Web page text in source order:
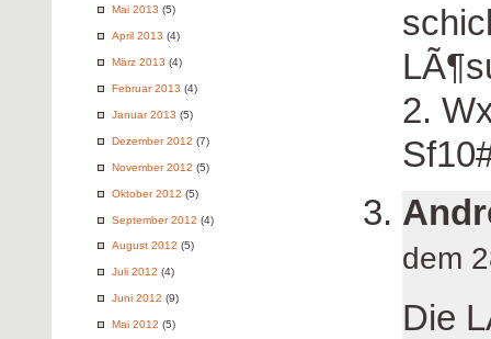
Mai 2013 (5)
April 2013 (4)
März 2013 (4)
Februar 2013 (4)
Januar 2013 (5)
Dezember 2012 (7)
November 2012 (5)
Oktober 2012 (5)
September 2012 (4)
August 2012 (5)
Juli 2012 (4)
Juni 2012 (9)
Mai 2012 (5)
2.
dem
Die